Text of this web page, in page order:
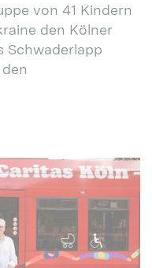
von 41 Kindern
den Kölner
Schwaderlapp